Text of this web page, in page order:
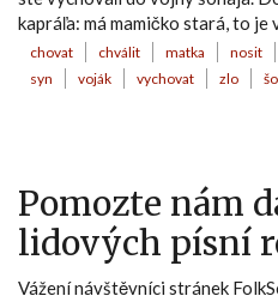
kapráľa: má mamičko stará, to je
chovat chválit matka nosit
syn
voják vychovat zlo
Pomozte nám
lidových písní
Vážení návštěvníci stránek